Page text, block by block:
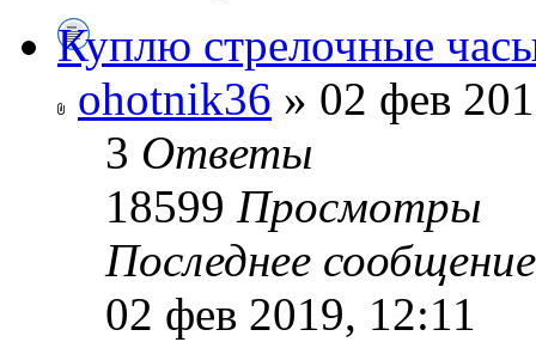
Куплю стрелочные
ohotnik36 » 02 фев
3 Ответы
18599 Просмотры
Последнее
02 фев 2019, 12:11